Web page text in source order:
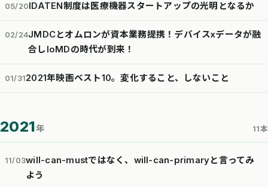
05/20IDATEN制度は医療機器スタートアップの光明となるか
02/24JMDCとオムロンが資本業務提携！デバイスxデータが融
合しIoMDの時代が到来！
01/312021年映画ベスト10。変化すること、しないこと
2021年 11本
11/03will-can-mustではなく、will-can-primaryと言ってみ
よう